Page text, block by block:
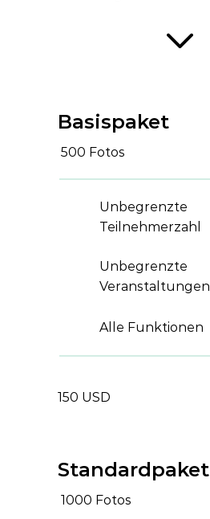
Basispaket
500 Fotos
Unbegrenzte
Teilnehmerzahl
Unbegrenzte
Veranstaltungen
Alle Funktionen
150 USD
Standardpaket
1000 Fotos